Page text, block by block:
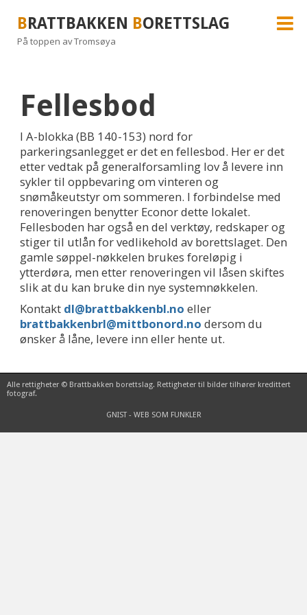
BRATTBAKKEN BORETTSLAG
På toppen av Tromsøya
Fellesbod
I A-blokka (BB 140-153) nord for
parkeringsanlegget er det en fellesbod. Her er det
etter vedtak på generalforsamling lov å levere inn
sykler til oppbevaring om vinteren og
snømåkeutstyr om sommeren. I forbindelse med
renoveringen benytter Econor dette lokalet.
Fellesboden har også en del verktøy, redskaper og
stiger til utlån for vedlikehold av borettslaget. Den
gamle søppel-nøkkelen brukes foreløpig i
ytterdøra, men etter renoveringen vil låsen skiftes
slik at du kan bruke din nye systemnøkkelen.
Kontakt dl@brattbakkenbl.no eller
brattbakkenbrl@mittbonord.no dersom du
ønsker å låne, levere inn eller hente ut.
Alle rettigheter © Brattbakken borettslag. Rettigheter til bilder tilhører kredittert
fotograf.
GNIST - WEB SOM FUNKLER